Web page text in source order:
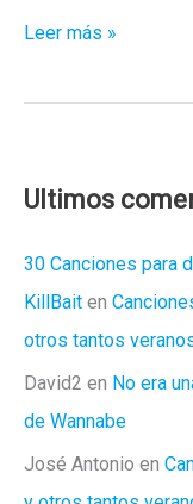
Marvel
(I)
Leer más »
Ultimos
30 Canciones para
KillBait en
otros tantos
David2 en No era
de Wannabe
José Antonio en